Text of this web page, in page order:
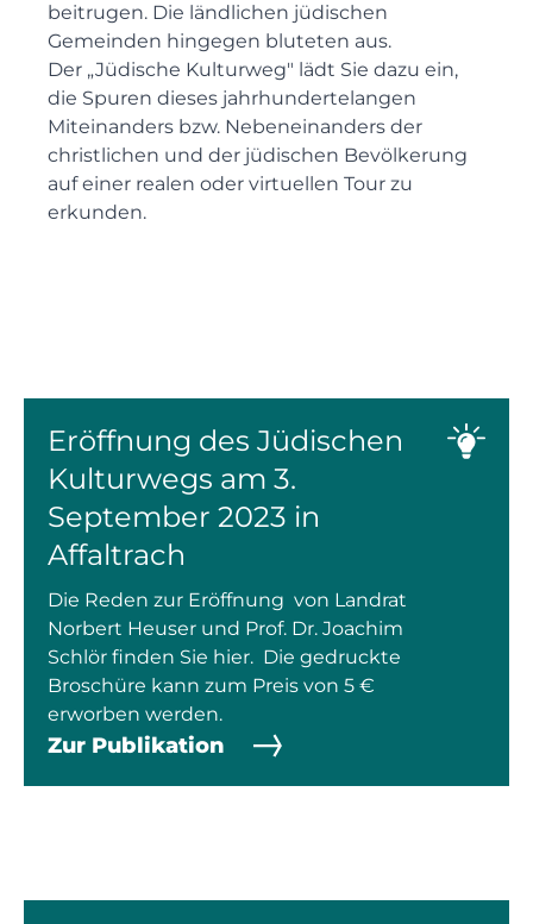
beitrugen. Die ländlichen jüdischen
Gemeinden hingegen bluteten aus.
Der „Jüdische Kulturweg" lädt Sie dazu ein,
die Spuren dieses jahrhundertelangen
Miteinanders bzw. Nebeneinanders der
christlichen und der jüdischen Bevölkerung
auf einer realen oder virtuellen Tour zu
erkunden.
Eröffnung des Jüdischen
Kulturwegs am 3.
September 2023 in
Affaltrach
Die Reden zur Eröffnung von Landrat
Norbert Heuser und Prof. Dr. Joachim
Schlör finden Sie hier. Die gedruckte
Broschüre kann zum Preis von 5 €
erworben werden.
Zur Publikation